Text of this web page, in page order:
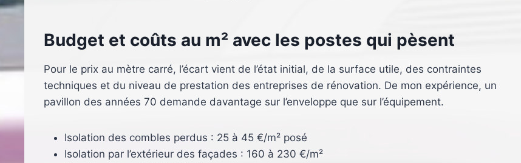
Budget et coûts au m² avec les postes qui pèsent
Pour le prix au mètre carré, l’écart vient de l’état initial, de la surface utile, des contraintes
techniques et du niveau de prestation des entreprises de rénovation. De mon expérience, un
pavillon des années 70 demande davantage sur l’enveloppe que sur l’équipement.
Isolation des combles perdus : 25 à 45 €/m² posé
Isolation par l’extérieur des façades : 160 à 230 €/m²